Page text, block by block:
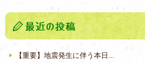
【重要】地震発生に伴う本日...